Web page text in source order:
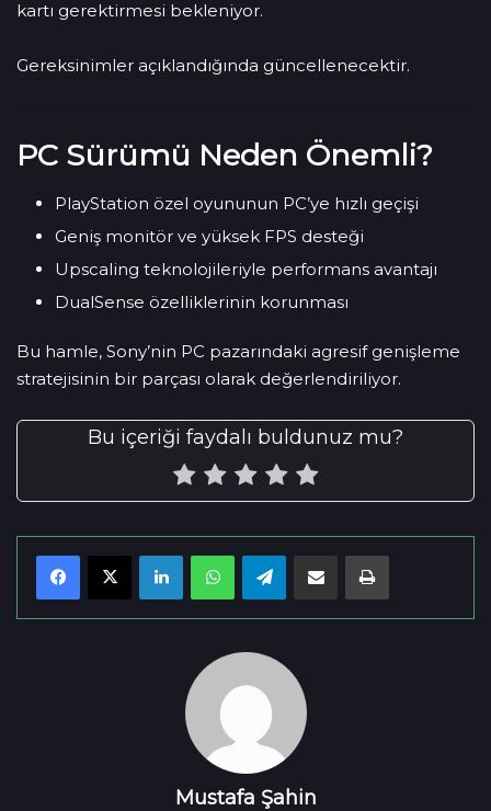
kartı gerektirmesi bekleniyor.
Gereksinimler açıklandığında güncellenecektir.
PC Sürümü Neden Önemli?
PlayStation özel oyununun PC’ye hızlı geçişi
Geniş monitör ve yüksek FPS desteği
Upscaling teknolojileriyle performans avantajı
DualSense özelliklerinin korunması
Bu hamle, Sony’nin PC pazarındaki agresif genişleme
stratejisinin bir parçası olarak değerlendiriliyor.
Bu içeriği faydalı buldunuz mu?
LinkedInWhatsAppTelegramE-mail olarak paylaş Yazdır
Mustafa Şahin